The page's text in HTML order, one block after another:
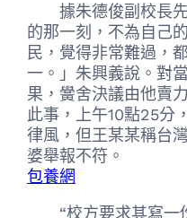
據朱德俊副校長先
的那一刻，不為自己
民，覺得非常難過，
一。」朱興義說。對
果，黌舍決議由他賣
此事，上午10點25分
律風，但王某某稱台
婆舉報不符。
包養網
“校方要求其寫一